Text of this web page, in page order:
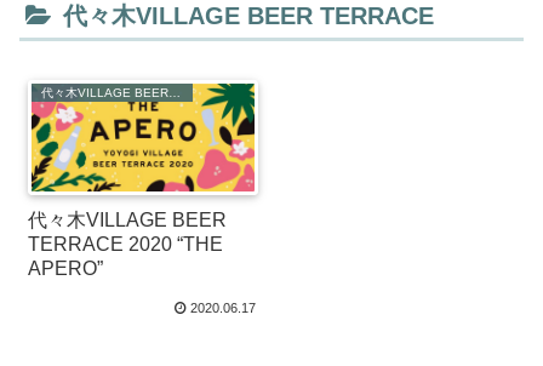
代々木VILLAGE BEER TERRACE
代々木VILLAGE BEER
TERRACE 2020 “THE
APERO”
2020.06.17